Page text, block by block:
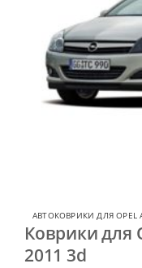
АВТОКОВРИКИ ДЛЯ OPEL
Коврики для
2011 3d